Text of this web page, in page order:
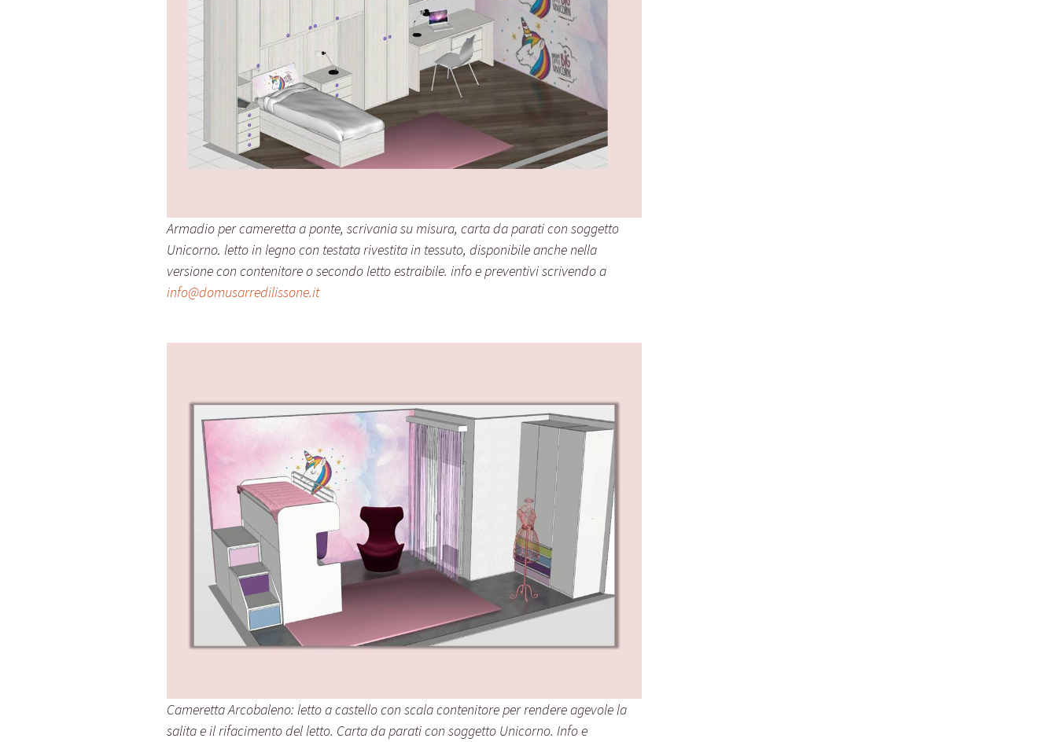
Armadio per cameretta a ponte, scrivania su misura, carta da parati con soggetto
Unicorno. letto in legno con testata rivestita in tessuto, disponibile anche nella
versione con contenitore o secondo letto estraibile. info e preventivi scrivendo a
info@domusarredilissone.it
Cameretta Arcobaleno: letto a castello con scala contenitore per rendere agevole la
salita e il rifacimento del letto. Carta da parati con soggetto Unicorno. Info e